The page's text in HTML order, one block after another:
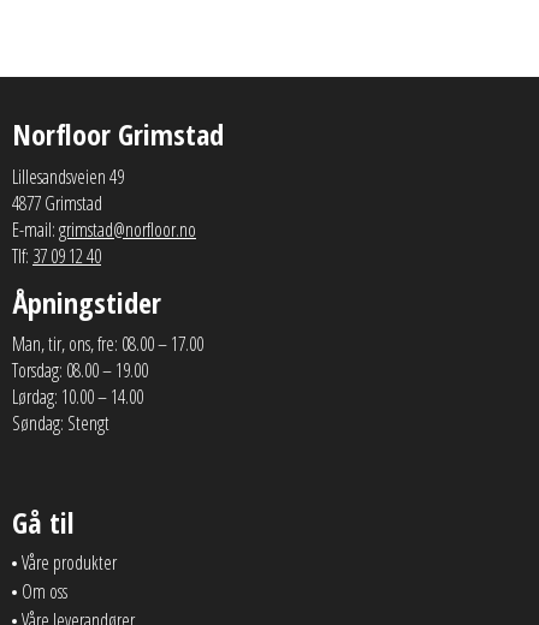
Norfloor Grimstad
Lillesandsveien 49
4877 Grimstad
E-mail:grimstad@norfloor.no
Tlf: 37 09 12 40
Åpningstider
Man, tir, ons, fre: 08.00 – 17.00
Torsdag: 08.00 – 19.00
Lørdag: 10.00 – 14.00
Søndag: Stengt
Gå til
Våre produkter
Om oss